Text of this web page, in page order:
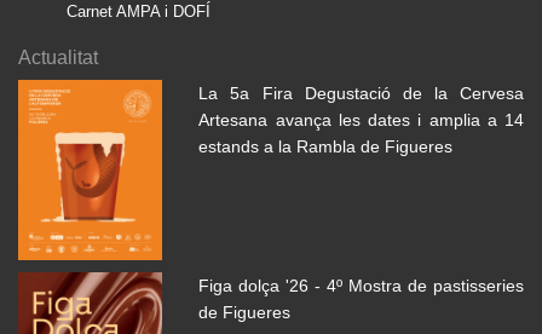
Carnet AMPA i DOFÍ
Actualitat
La 5a Fira Degustació de la Cervesa
Artesana avança les dates i amplia a 14
estands a la Rambla de Figueres
Figa dolça '26 - 4º Mostra de pastisseries
de Figueres